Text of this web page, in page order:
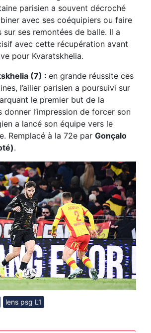
parisien a souvent décroché
avec ses coéquipiers ou faire
ses remontées de balle. Il a
avec cette récupération avant
pour Kvaratskhelia.
(7) : en grande réussite ces
l’ailier parisien a poursuivi sur
le premier but de la
donner l’impression de forcer son
a lancé son équipe vers le
Remplacé à la 72e par Gonçalo
.
lens psg L1